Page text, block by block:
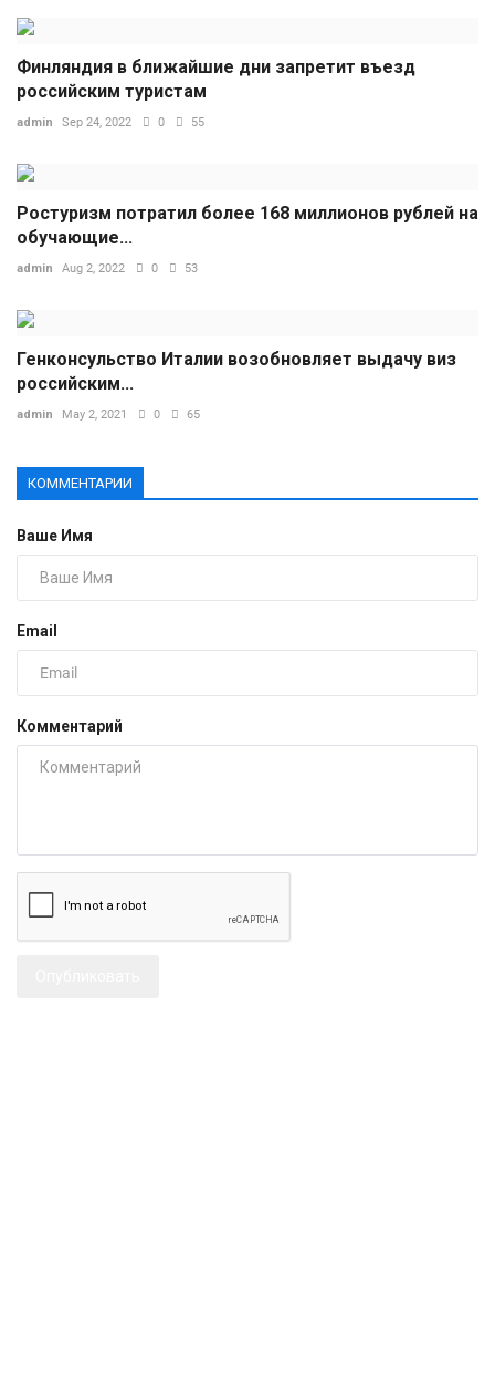
Финляндия в ближайшие дни запретит въезд
российским туристам
admin Sep 24, 2022 0 55
Ростуризм потратил более 168 миллионов рублей на
обучающие...
admin Aug 2, 2022 0 53
Генконсульство Италии возобновляет выдачу виз
российским...
admin May 2, 2021 0 65
КОММЕНТАРИИ
Ваше Имя
Email
Комментарий